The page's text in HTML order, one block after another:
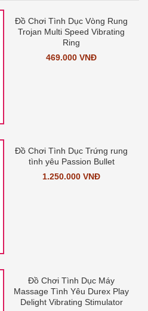
Đồ Chơi Tình Dục Vòng Rung
Trojan Multi Speed Vibrating
Ring
469.000 VNĐ
Đồ Chơi Tình Dục Trứng rung
tình yêu Passion Bullet
1.250.000 VNĐ
Đồ Chơi Tình Dục Máy
Massage Tình Yêu Durex Play
Delight Vibrating Stimulator